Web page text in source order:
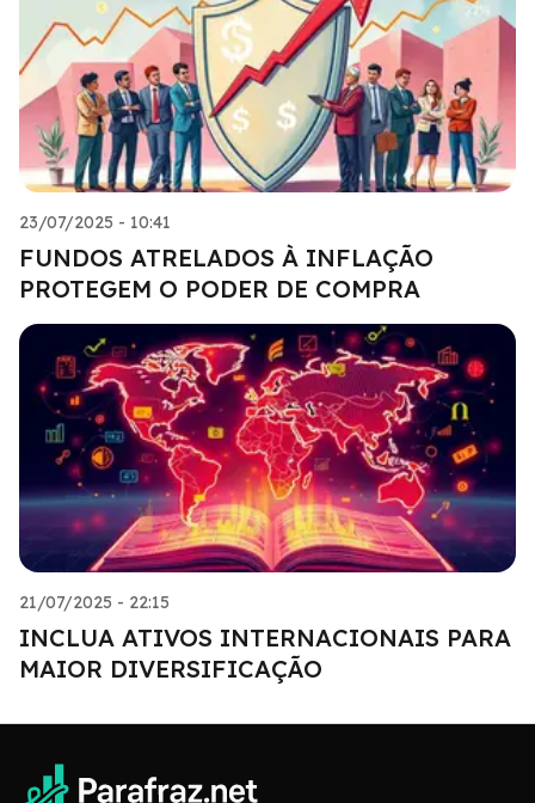
23/07/2025 - 10:41
FUNDOS ATRELADOS À INFLAÇÃO
PROTEGEM O PODER DE COMPRA
21/07/2025 - 22:15
INCLUA ATIVOS INTERNACIONAIS PARA
MAIOR DIVERSIFICAÇÃO